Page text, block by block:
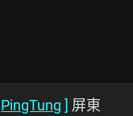
PingTung ] 屏東